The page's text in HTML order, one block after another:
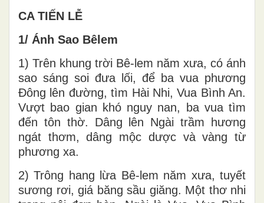
CA TIẾN LỄ
1/ Ánh Sao Bêlem
1) Trên khung trời Bê-lem năm xưa, có ánh
sao sáng soi đưa lối, để ba vua phương
Đông lên đường, tìm Hài Nhi, Vua Bình An.
Vượt bao gian khó nguy nan, ba vua tìm
đến tôn thờ. Dâng lên Ngài trầm hương
ngát thơm, dâng mộc dược và vàng từ
phương xa.
2) Trông hang lừa Bê-lem năm xưa, tuyết
sương rơi, giá băng sầu giăng. Một thơ nhi